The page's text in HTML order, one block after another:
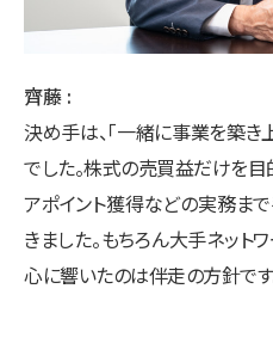
齊藤
決め手は、「一緒に事業を築き
でした。株式の売買益だけを目
アポイント獲得などの実務ま
きました。もちろん大手ネット
心に響いたのは伴走の方針です